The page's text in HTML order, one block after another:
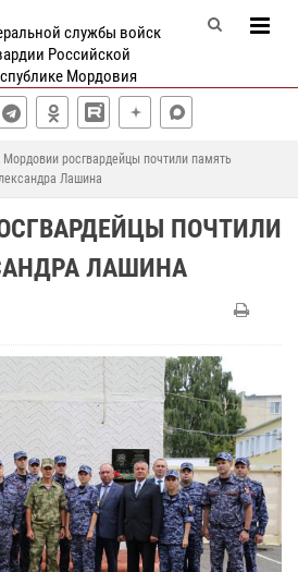
службы войск
Российской
Мордовия
Мордовии росгвардейцы почтили память
Лашина
ПОЧТИЛИ
ЛАШИНА